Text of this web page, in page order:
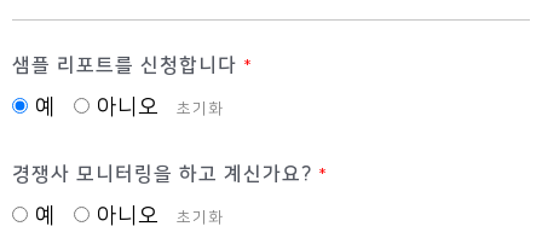
샘플 리포트를 신청합니다 *
예 아니오 초기화
경쟁사 모니터링을 하고 계신가요? *
예 아니오 초기화